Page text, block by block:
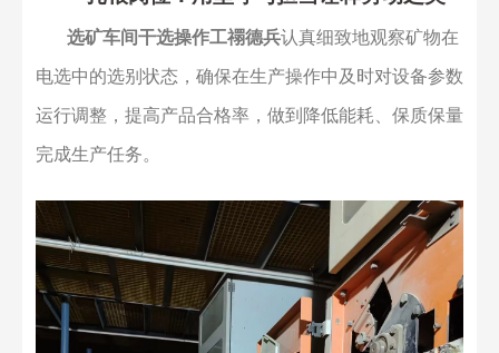
选矿车间干选操作工禤德兵认真细致地观察矿物在
电选中的选别状态，确保在生产操作中及时对设备参数
运行调整，提高产品合格率，做到降低能耗、保质保量
完成生产任务。